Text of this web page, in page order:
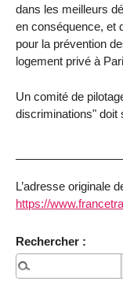
dans les meilleurs
en conséquence, et
pour la prévention
logement privé à
Un comité de
discriminations" doit
L’adresse originale
https://
Rechercher :